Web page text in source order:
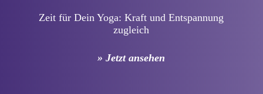
Zeit für Dein Yoga: Kraft und Entspannung
zugleich
» Jetzt ansehen